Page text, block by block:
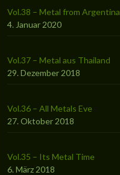
Vol.38 – Metal from Argentina
4. Januar 2020
Vol.37 – Metal aus Thailand
29. Dezember 2018
Vol.36 – All Metals Eve
27. Oktober 2018
Vol.35 – Its Metal Time
6. März 2018